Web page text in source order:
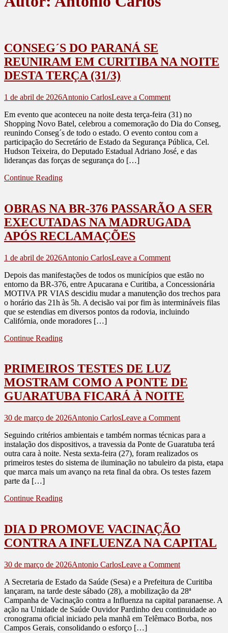
CONSEG´S DO PARANÁ SE
REUNIRAM EM CURITIBA NA NOITE
DESTA TERÇA (31/3)
1 de abril de 2026Antonio CarlosLeave a Commenton
´S
DO
PARANÁ
SE
REUNIRAM
TERÇA
(31/3)
Em evento que aconteceu na noite desta terça-feira (31) no
Shopping Novo Batel, celebrou a comemoração do Dia do Conseg,
reunindo Conseg´s de todo o estado. O evento contou com a
participação do Secretário de Estado da Segurança Pública, Cel.
Hudson Teixeira, do Deputado Estadual Adriano José, e das
lideranças das forças de segurança do […]
Continue Reading
OBRAS NA BR-376 PASSARÃO A SER
EXECUTADAS NA MADRUGADA
APÓS RECLAMAÇÕES
1 de abril de 2026Antonio CarlosLeave a Commenton
NA
BR-
376
PASSARÃO
A
Depois das manifestações de todos os municípios que estão no
entorno da BR-376, entre Apucarana e Curitiba, a Concessionária
MOTIVA PR VIAS descidiu mudar a manutenção dos trechos para
o horário das 21h às 5h. A decisão vai por fim às intermináveis filas
que se estendias em diversos pontos da rodovia, incluindo
Califórnia, onde moradores […]
Continue Reading
PRIMEIROS TESTES DE LUZ
MOSTRAM COMO A PONTE DE
GUARATUBA FICARÁ À NOITE
30 de março de 2026Antonio CarlosLeave a Commenton
TESTES
DE
LUZ
MOSTRAM
COMO
À
NOITE
Seguindo critérios ambientais e também normas técnicas para a
instalação dos dispositivos, a travessia da Ponte de Guaratuba terá
outra cara à noite. Nesta sexta-feira (27), foram realizados os
primeiros testes do sistema de iluminação no tabuleiro da pista, etapa
que marca mais um avanço na reta final da obra. Os testes fazem
parte da […]
Continue Reading
DIA D PROMOVE VACINAÇÃO
CONTRA A INFLUENZA NA CAPITAL
30 de março de 2026Antonio CarlosLeave a Commenton
D
PROMOVE
CONTRA
A
A Secretaria de Estado da Saúde (Sesa) e a Prefeitura de Curitiba
lançaram, na tarde deste sábado (28), a mobilização da 28ª
Campanha de Vacinação contra a Influenza na capital paranaense. A
ação na Unidade de Saúde Ouvidor Pardinho deu continuidade ao
cronograma oficial iniciado pela manhã em Telêmaco Borba, nos
Campos Gerais, consolidando o esforço […]